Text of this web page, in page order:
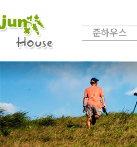
준하우스
Hey!Jun